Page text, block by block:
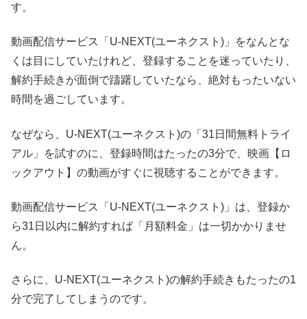
す。
動画配信サービス「U-NEXT(ユーネクスト)」をなんとな
くは目にしていたけれど、登録することを迷っていたり、
解約手続きが面倒で躊躇していたなら、絶対もったいない
時間を過ごしています。
なぜなら、U-NEXT(ユーネクスト)の「31日間無料トライ
アル」を試すのに、登録時間はたったの3分で、映画【ロ
ックアウト】の動画がすぐに視聴することができます。
動画配信サービス「U-NEXT(ユーネクスト)」は、登録か
ら31日以内に解約すれば「月額料金」は一切かかりませ
ん。
さらに、U-NEXT(ユーネクスト)の解約手続きもたったの1
分で完了してしまうのです。